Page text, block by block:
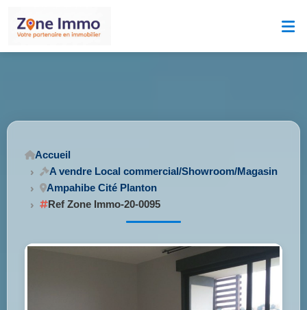
Accueil
A vendre Local commercial/Showroom/Magasin
Ampahibe Cité Planton
Ref Zone Immo-20-0095